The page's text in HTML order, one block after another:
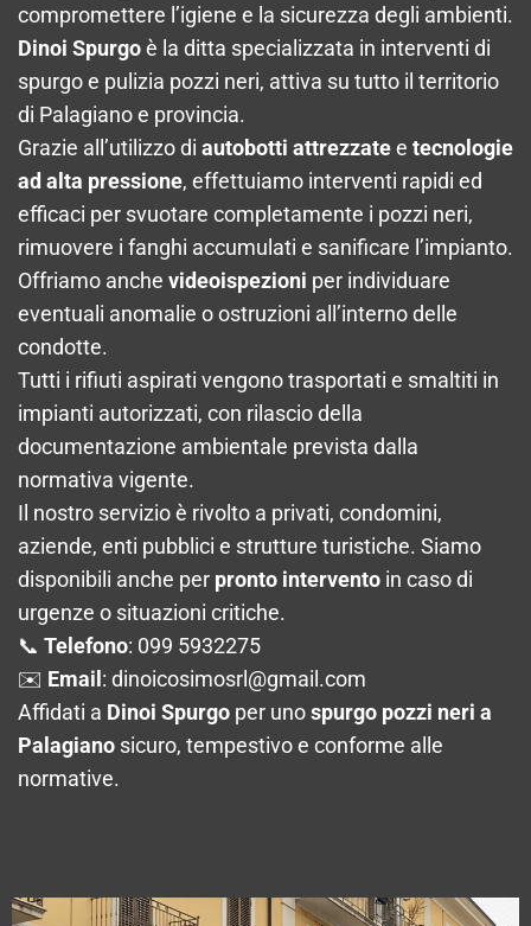
compromettere l’igiene e la sicurezza degli ambienti.
Dinoi Spurgoè la ditta specializzata in interventi di
spurgo e pulizia pozzi neri, attiva su tutto il territorio
di Palagiano e provincia.
Grazie all’utilizzo di autobotti attrezzatee tecnologie
ad alta pressione, effettuiamo interventi rapidi ed
efficaci per svuotare completamente i pozzi neri,
rimuovere i fanghi accumulati e sanificare l’impianto.
Offriamo anche videoispezioni per individuare
eventuali anomalie o ostruzioni all’interno delle
condotte.
Tutti i rifiuti aspirati vengono trasportati e smaltiti in
impianti autorizzati, con rilascio della
documentazione ambientale prevista dalla
normativa vigente.
Il nostro servizio è rivolto a privati, condomini,
aziende, enti pubblici e strutture turistiche. Siamo
disponibili anche per pronto intervento in caso di
urgenze o situazioni critiche.
📞 Telefono: 099 5932275
✉️ Email : dinoicosimosrl@gmail.com
Affidati a Dinoi Spurgo per unospurgo pozzi neri a
Palagiano sicuro, tempestivo e conforme alle
normative.